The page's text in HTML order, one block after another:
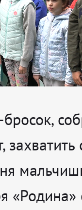
«Родина»